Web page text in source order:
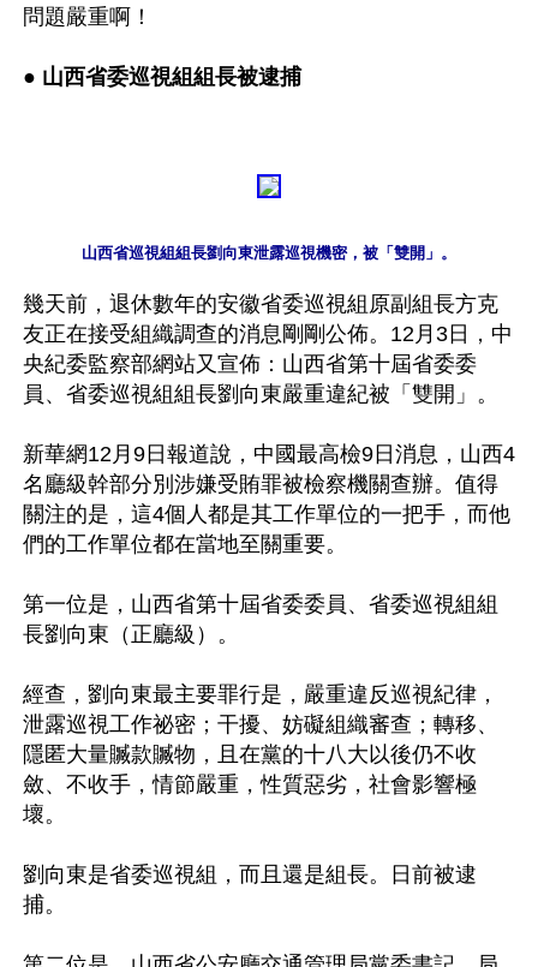
問題嚴重啊！
● 山西省委巡視組組長被逮捕
幾天前，退休數年的安徽省委巡視組原副組長方克
友正在接受組織調查的消息剛剛公佈。12月3日，中
央紀委監察部網站又宣佈：山西省第十屆省委委
員、省委巡視組組長劉向東嚴重違紀被「雙開」。
新華網12月9日報道說，中國最高檢9日消息，山西4
名廳級幹部分別涉嫌受賄罪被檢察機關查辦。值得
關注的是，這4個人都是其工作單位的一把手，而他
們的工作單位都在當地至關重要。
第一位是，山西省第十屆省委委員、省委巡視組組
長劉向東（正廳級）。
經查，劉向東最主要罪行是，嚴重違反巡視紀律，
泄露巡視工作祕密；干擾、妨礙組織審查；轉移、
隱匿大量贓款贓物，且在黨的十八大以後仍不收
斂、不收手，情節嚴重，性質惡劣，社會影響極
壞。
劉向東是省委巡視組，而且還是組長。日前被逮
捕。